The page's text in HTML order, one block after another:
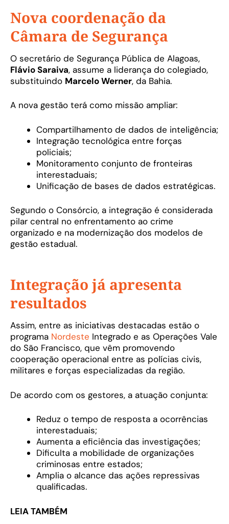
Nova coordenação da
Câmara de Segurança
O secretário de Segurança Pública de Alagoas,
Flávio Saraiva, assume a liderança do colegiado,
substituindo Marcelo Werner, da Bahia.
A nova gestão terá como missão ampliar:
Compartilhamento de dados de inteligência;
Integração tecnológica entre forças
policiais;
Monitoramento conjunto de fronteiras
interestaduais;
Unificação de bases de dados estratégicas.
Segundo o Consórcio, a integração é considerada
pilar central no enfrentamento ao crime
organizado e na modernização dos modelos de
gestão estadual.
Integração já apresenta
resultados
Assim, entre as iniciativas destacadas estão o
programa Nordeste Integrado e as Operações Vale
do São Francisco, que vêm promovendo
cooperação operacional entre as polícias civis,
militares e forças especializadas da região.
De acordo com os gestores, a atuação conjunta:
Reduz o tempo de resposta a ocorrências
interestaduais;
Aumenta a eficiência das investigações;
Dificulta a mobilidade de organizações
criminosas entre estados;
Amplia o alcance das ações repressivas
qualificadas.
LEIA TAMBÉM